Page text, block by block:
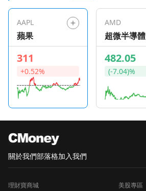
AAPL
蘋果
311
+0.52%
AMD
超微半導體
482.05
(-7.04)%
關於我們部落格加入我們
理財寶商城 美股專區